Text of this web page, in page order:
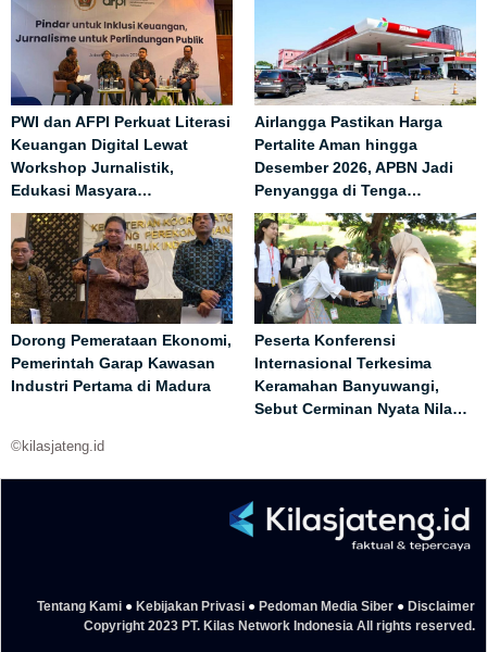
PWI dan AFPI Perkuat Literasi
Keuangan Digital Lewat
Workshop Jurnalistik,
Edukasi Masyara…
Airlangga Pastikan Harga
Pertalite Aman hingga
Desember 2026, APBN Jadi
Penyangga di Tenga…
Dorong Pemerataan Ekonomi,
Pemerintah Garap Kawasan
Industri Pertama di Madura
Peserta Konferensi
Internasional Terkesima
Keramahan Banyuwangi,
Sebut Cerminan Nyata Nila…
©kilasjateng.id
Tentang Kami ● Kebijakan Privasi ● Pedoman Media Siber ● Disclaimer
Copyright 2023 PT. Kilas Network Indonesia All rights reserved.